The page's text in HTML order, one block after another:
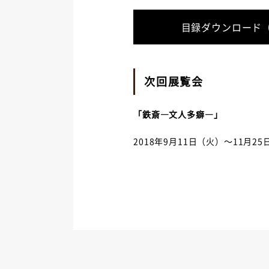
目録ダウンロード
次回展覧会
「鉄斎―文人多癖―」
2018年9月11日（火）～11月25日